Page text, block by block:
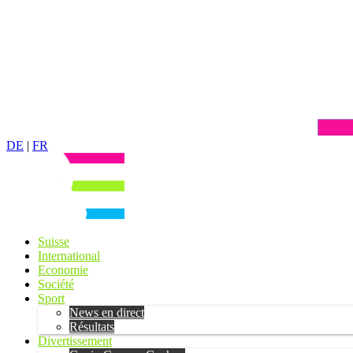
DE | FR
Suisse
International
Economie
Société
Sport
News en direct
Résultats
Divertissement